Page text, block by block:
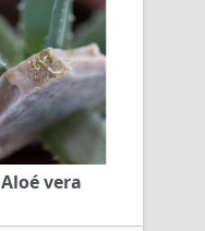
Aloé vera